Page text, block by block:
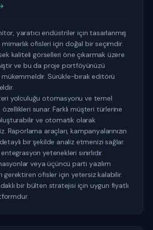
yaratıcı endüstriler için tasarlanmış
mimarlık ofisleri için doğal bir seçimdir.
kaliteli görselleri öne çıkarmak üzere
ve bu da proje portföyünüzü
Sürükle-bırak editörü
yolculuğu otomasyonu ve temel
sunar. Farklı müşteri türlerine
ve otomatik olarak
Raporlama araçları, kampanyalarınızın
bir şekilde analiz etmenizi sağlar.
yetenekleri sınırlıdır.
veya üçüncü parti yazılım
gerektiren ofisler için yetersiz kalabilir.
bir bülten stratejisi için uygun fiyatlı